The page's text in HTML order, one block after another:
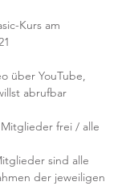
Kurs am
über YouTube,
abrufbar
frei / alle
sind alle
der jeweiligen